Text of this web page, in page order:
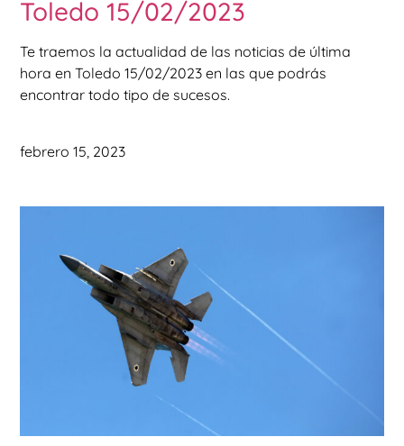
Toledo 15/02/2023
Te traemos la actualidad de las noticias de última
hora en Toledo 15/02/2023 en las que podrás
encontrar todo tipo de sucesos.
febrero 15, 2023